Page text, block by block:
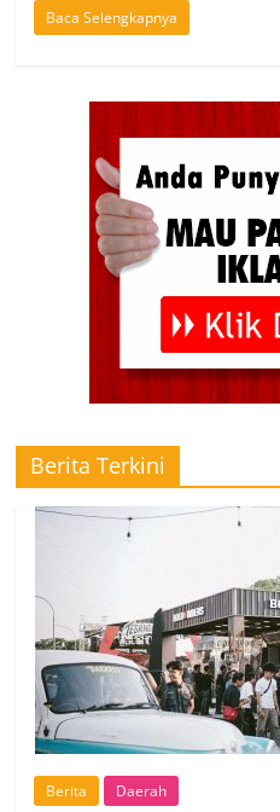
Baca Selengkapnya
Berita Terkini
Berita Daerah